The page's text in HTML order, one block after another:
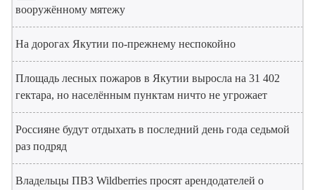
вооружённому мятежу
На дорогах Якутии по-прежнему неспокойно
Площадь лесных пожаров в Якутии выросла на 31 402
гектара, но населённым пунктам ничто не угрожает
Россияне будут отдыхать в последний день года седьмой
раз подряд
Владельцы ПВЗ Wildberries просят арендодателей о